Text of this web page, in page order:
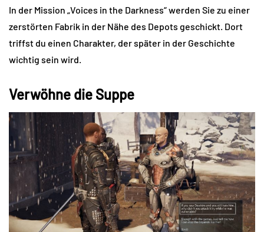
In der Mission „Voices in the Darkness“ werden Sie zu einer
zerstörten Fabrik in der Nähe des Depots geschickt. Dort
triffst du einen Charakter, der später in der Geschichte
wichtig sein wird.
Verwöhne die Suppe